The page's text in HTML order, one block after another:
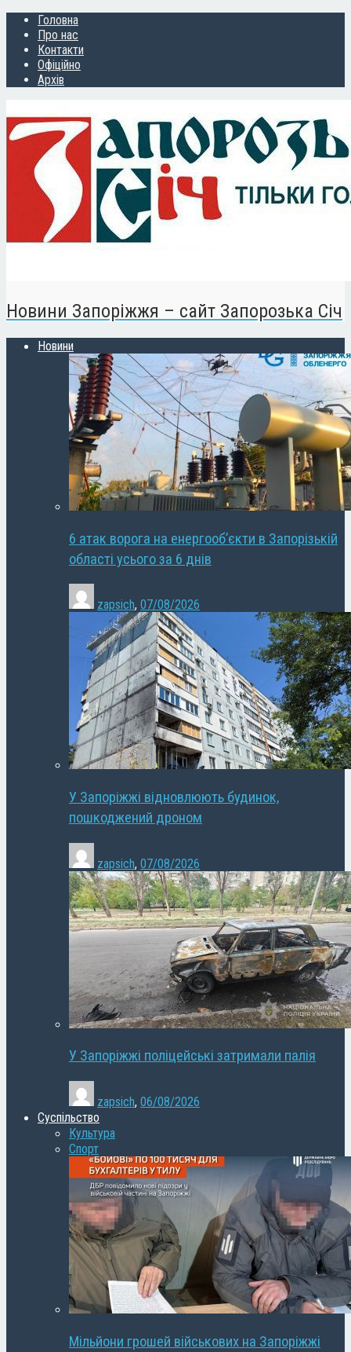
Головна
Про нас
Контакти
Офіційно
Архів
Новини Запоріжжя – сайт Запорозька Січ
Новини
6 атак ворога на енергооб’єкти в Запорізькій
області усього за 6 днів
zapsich, 07/08/2026
У Запоріжжі відновлюють будинок,
пошкоджений дроном
zapsich, 07/08/2026
У Запоріжжі поліцейські затримали палія
zapsich, 06/08/2026
Суспільство
Культура
Спорт
Мільйони грошей військових на Запоріжжі